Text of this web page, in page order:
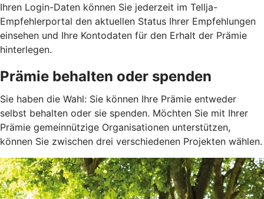
Ihren Login-Daten können Sie jederzeit im Tellja-
Empfehlerportal den aktuellen Status Ihrer Empfehlungen
einsehen und Ihre Kontodaten für den Erhalt der Prämie
hinterlegen.
Prämie behalten oder spenden
Sie haben die Wahl: Sie können Ihre Prämie entweder
selbst behalten oder sie spenden. Möchten Sie mit Ihrer
Prämie gemeinnützige Organisationen unterstützen,
können Sie zwischen drei verschiedenen Projekten wählen.